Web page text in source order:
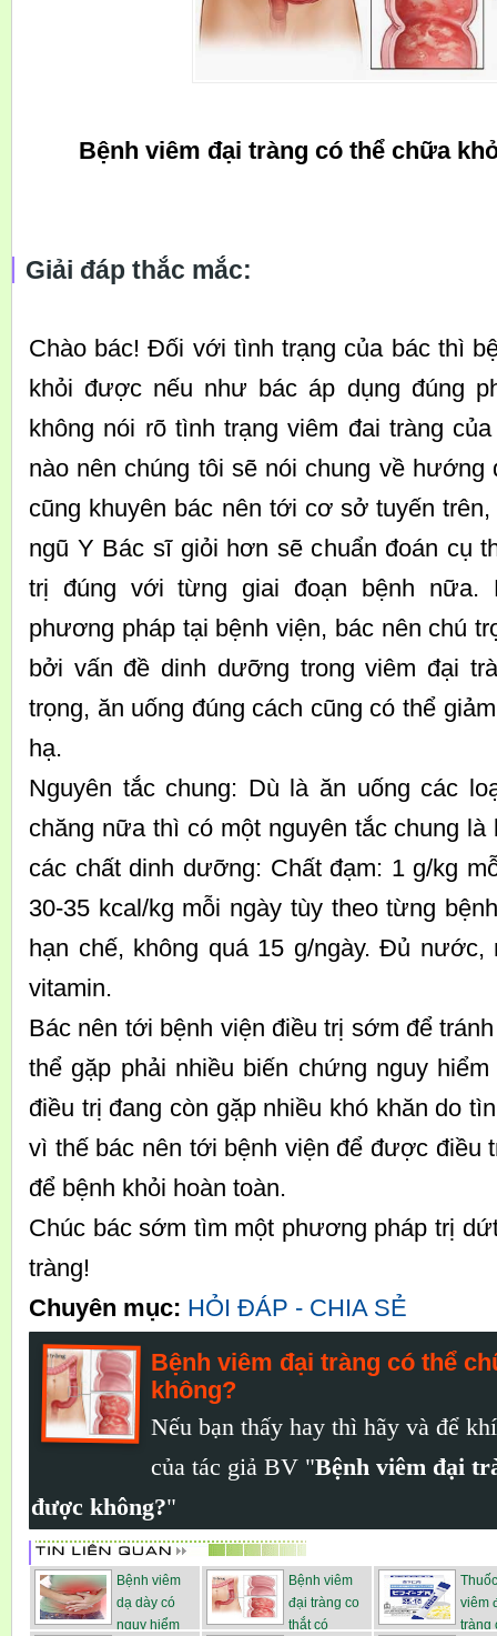
Bệnh viêm đại tràng có thể chữa
Giải đáp thắc mắc:
Chào bác! Đối với tình trạng của bác thì
khỏi được nếu như bác áp dụng đúng
không nói rõ tình trạng viêm đai tràng
nào nên chúng tôi sẽ nói chung về hướng
cũng khuyên bác nên tới cơ sở tuyến
ngũ Y Bác sĩ giỏi hơn sẽ chuẩn đoán cụ
trị đúng với từng giai đoạn bệnh nữa.
phương pháp tại bệnh viện, bác nên chú
bởi vấn đề dinh dưỡng trong viêm đại
trọng, ăn uống đúng cách cũng có thể
hạ.
Nguyên tắc chung: Dù là ăn uống các
chăng nữa thì có một nguyên tắc chung là
các chất dinh dưỡng: Chất đạm: 1 g/kg
30-35 kcal/kg mỗi ngày tùy theo từng
hạn chế, không quá 15 g/ngày. Đủ nước,
vitamin.
Bác nên tới bệnh viện điều trị sớm để
thể gặp phải nhiều biến chứng nguy
điều trị đang còn gặp nhiều khó khăn do
vì thế bác nên tới bệnh viện để được điều
để bệnh khỏi hoàn toàn.
Chúc bác sớm tìm một phương pháp trị
tràng!
Chuyên mục: HỎI ĐÁP - CHIA SẺ
Bệnh viêm đại tràng có thể
không?
Nếu bạn thấy hay thì hãy và để
của tác giả BV "Bệnh viêm đại
được không?"
Bệnh viêm
dạ dày có
nguy hiểm
Bệnh viêm
đại tràng co
thắt có
viêm
tràng